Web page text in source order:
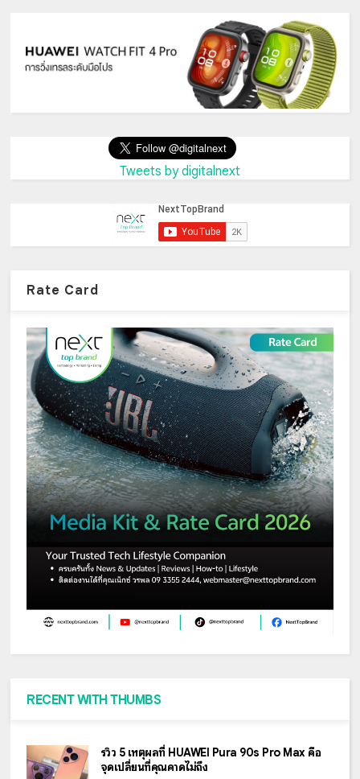
Tweets by digitalnext
Rate Card
RECENT WITH THUMBS
รีวิว 5 เหตุผลที่ HUAWEI Pura 90s Pro Max คือ
จุดเปลี่ยนที่คุณคาดไม่ถึง